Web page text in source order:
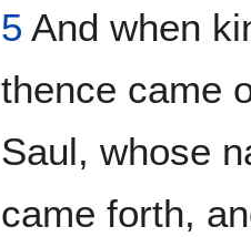
5 And when
thence came
Saul, whose
came forth,